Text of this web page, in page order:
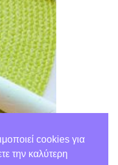
cookies για
την καλύτερη